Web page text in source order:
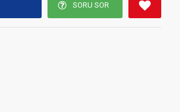
SORU SOR